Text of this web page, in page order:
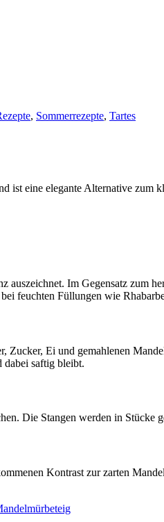
, Sommerrezepte, Tartes
eine elegante Alternative zum
auszeichnet. Im Gegensatz
feuchten Füllungen wie
Ei und gemahlenen
dabei saftig bleibt.
Die Stangen werden in Stücke
Kontrast zur zarten